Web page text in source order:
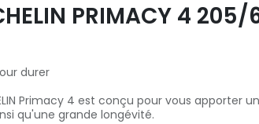
PRIMACY 4 205/
durer
Primacy 4 est conçu pour vous apporter
qu'une grande longévité.